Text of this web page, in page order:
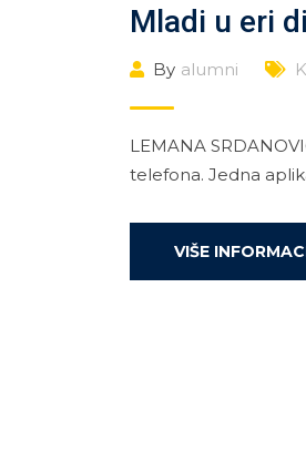
Mladi u eri
By alumni
LEMANA
telefona. Jedna
VIŠE